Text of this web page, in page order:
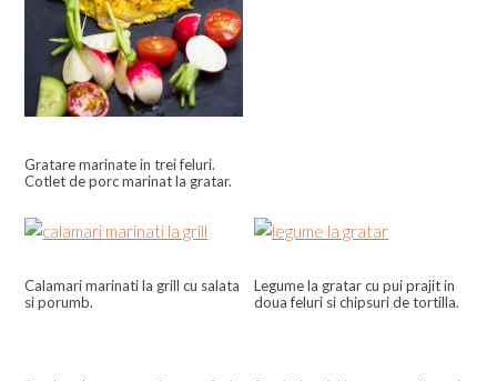
Gratare marinate in trei feluri.
Cotlet de porc marinat la gratar.
Calamari marinati la grill cu salata
si porumb.
Legume la gratar cu pui prajit in
doua feluri si chipsuri de tortilla.